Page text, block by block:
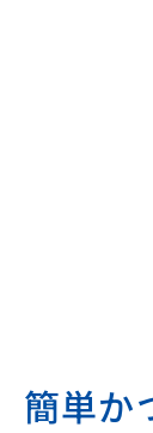
簡単か